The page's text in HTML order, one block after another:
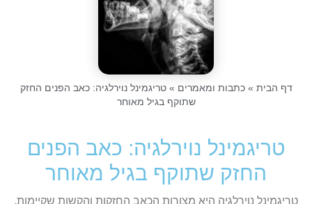
דף הבית »כתבות ומאמרים »טריגמינל נוירלגיה: כאב הפנים החזק
שתוקף בגיל מאוחר
טריגמינל נוירלגיה: כאב הפנים
החזק שתוקף בגיל מאוחר
טריגמינל נוירלגיה היא מצורות הכאב החזקות והקשות שקיימות.